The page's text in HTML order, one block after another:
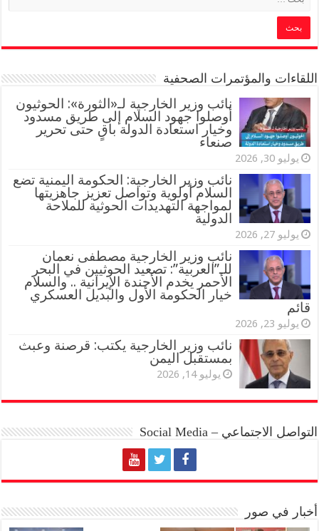
اللقاءات والمؤتمرات الصحفية
‏نائب وزير الخارجية لـ«الثورة»: الحوثيون
أوصلوا جهود السلام إلى طريق مسدود
وخيار استعادة الدولة باقٍ حتى تحرير
صنعاء
يوليو 30, 2026
نائب وزير الخارجية: الحكومة اليمنية تضع
السلام أولوية وتواصل تعزيز جاهزيتها
لمواجهة التهديدات الحوثية للملاحة
الدولية
يوليو 27, 2026
نائب وزير الخارجية مصطفى نعمان
للـ”العربية”: تصعيد الحوثيين في البحر
الأحمر يخدم الأجندة الإيرانية .. والسلام
خيار الحكومة الأول والبديل العسكري
قائم
يوليو 23, 2026
نائب وزير الخارجية يكتب: قرصنة وعبث
بمستقبل اليمن
يوليو 14, 2026
التواصل الاجتماعي – Social Media
أخبار في صور